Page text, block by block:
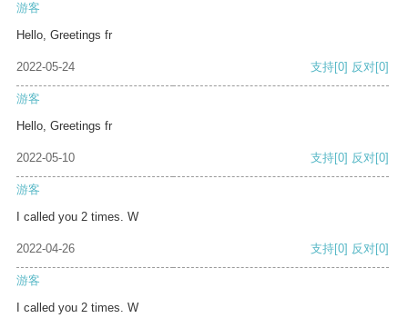
游客
Hello, Greetings fr
2022-05-24 支持[0] 反对[0]
游客
Hello, Greetings fr
2022-05-10 支持[0] 反对[0]
游客
I called you 2 times. W
2022-04-26 支持[0] 反对[0]
游客
I called you 2 times. W